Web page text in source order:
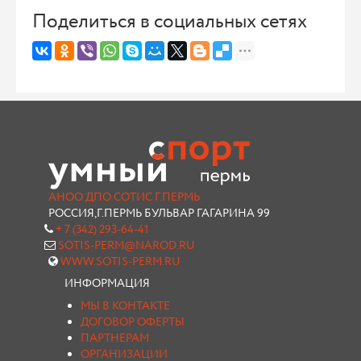
Поделиться в социальных сетях
АНОО ДПО СОТИС Г.ПЕРМЬ
РОССИЯ,Г.ПЕРМЬ БУЛЬВАР ГАГАРИНА 99
+ 7 (342) 293-64-41
SOTIS-PERM@NAROD.RU
WWW.SOTIS-PERM.RU
ИНФОРМАЦИЯ
МЫ В КОНТАКТЕ
ДОГОВОР ОФЕРТЫ
ПАРТНЕРАМ
ОРГАНИЗАЦИИ